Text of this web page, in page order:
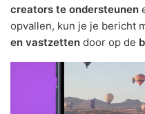
creators te ondersteunen
opvallen, kun je je bericht
en vastzetten door op de